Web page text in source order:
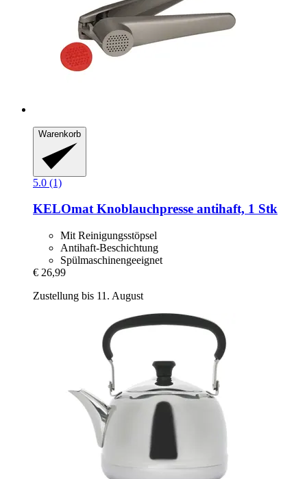
Warenkorb
5.0 (1)
KELOmatKnoblauchpresse antihaft, 1 Stk
Mit Reinigungsstöpsel
Antihaft-Beschichtung
Spülmaschinengeeignet
€ 26,99
Zustellung bis 11. August